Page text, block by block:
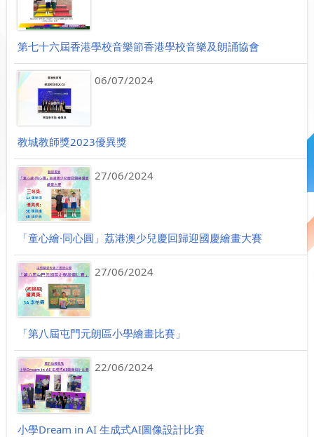
第七十六屆香港學校音樂節 香港學校音樂及朗誦協會
06/07/2024
教城教師獎2023優異獎
27/06/2024
「童心繪·同心圓」荔港澳少兒慶回歸迎國慶繪畫大賽
27/06/2024
「第八屆屯門元朗區小學繪畫比賽」
22/06/2024
小學Dream in AI 生成式AI圖像設計比賽